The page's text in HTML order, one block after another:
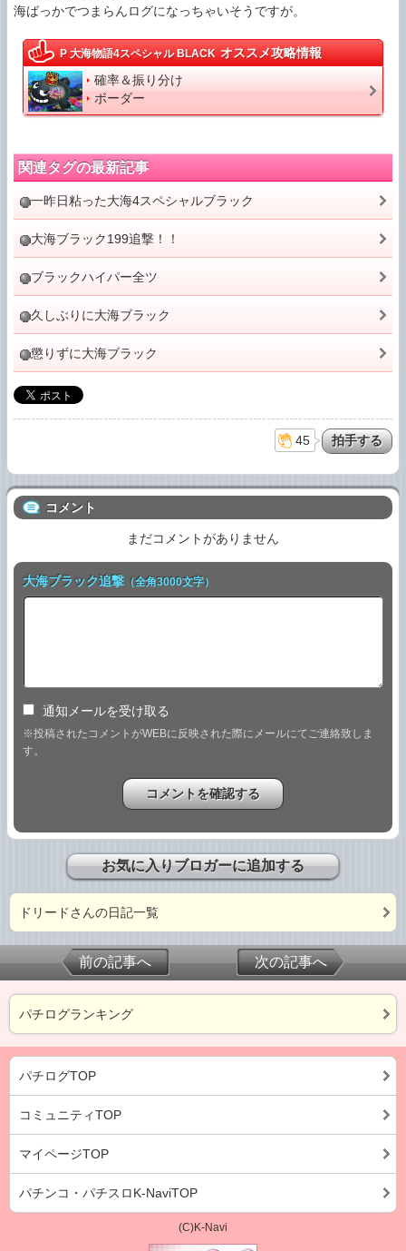
P 大海物語4スペシャル BLACK オススメ攻略情報
確率＆振り分け
ボーダー
関連タグの最新記事
一昨日粘った大海4スペシャルブラック
大海ブラック199追撃！！
ブラックハイパー全ツ
久しぶりに大海ブラック
懲りずに大海ブラック
45
コメント
まだコメントがありません
大海ブラック追撃 （全角3000文字）
通知メールを受け取る
※投稿されたコメントがWEBに反映された際にメールにてご連絡致しま
す。
お気に入りブロガーに追加する
ドリードさんの日記一覧
前の記事へ 次の記事へ
パチログランキング
パチログTOP
コミュニティTOP
マイページTOP
パチンコ・パチスロK-NaviTOP
(C)K-Navi